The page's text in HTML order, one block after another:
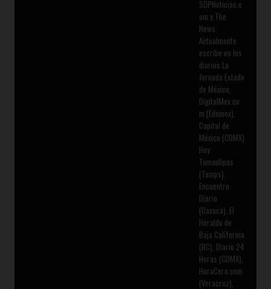
SDPNoticias.c
om y The
News.
Actualmente
escribe en los
diarios La
Jornada Estado
de México,
DigitalMex.co
m (Edomex),
Capital de
México (CDMX)
Hoy
Tamaulipas
(Tamps),
Encuentro
Diario
(Oaxaca), El
Heraldo de
Baja California
(BC), Diario 24
Horas (CDMX),
HoraCero.com
(Veracruz),